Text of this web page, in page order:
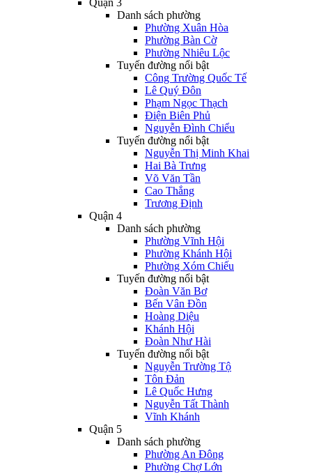
Quận 3
Danh sách phường
Phường Xuân Hòa
Phường Bàn Cờ
Phường Nhiêu Lộc
Tuyến đường nổi bật
Công Trường Quốc Tế
Lê Quý Đôn
Phạm Ngọc Thạch
Điện Biên Phủ
Nguyễn Đình Chiểu
Tuyến đường nổi bật
Nguyễn Thị Minh Khai
Hai Bà Trưng
Võ Văn Tần
Cao Thắng
Trương Định
Quận 4
Danh sách phường
Phường Vĩnh Hội
Phường Khánh Hội
Phường Xóm Chiếu
Tuyến đường nổi bật
Đoàn Văn Bơ
Bến Vân Đồn
Hoàng Diệu
Khánh Hội
Đoàn Như Hài
Tuyến đường nổi bật
Nguyễn Trường Tộ
Tôn Đản
Lê Quốc Hưng
Nguyễn Tất Thành
Vĩnh Khánh
Quận 5
Danh sách phường
Phường An Đông
Phường Chợ Lớn